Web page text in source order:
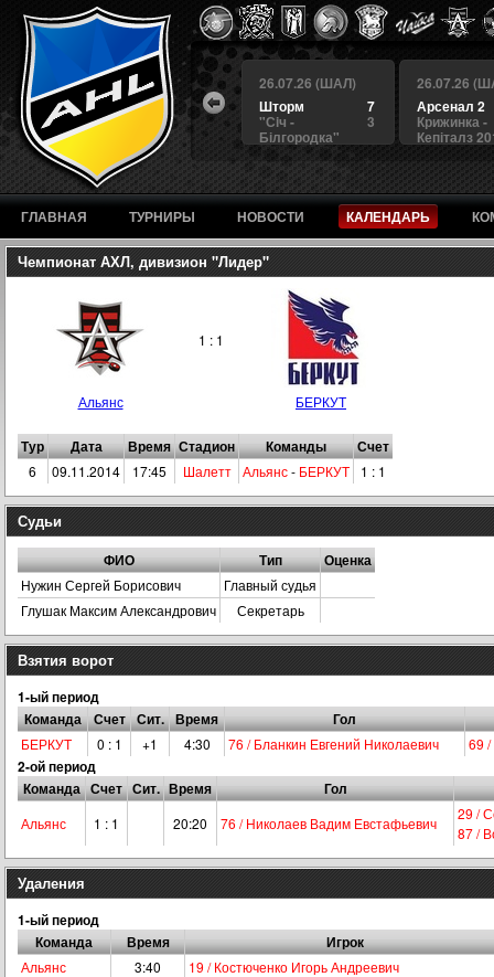
4
4
26.07.26 (ШАЛ)
3
БЕРКУТ
1
Альянс
26.07.26 (ШАЛ)
7
Шторм
3
"Сiч -
Білгородка"
26.07.26
Арсенал 2
Крижинка -
Кепіталз
ГЛАВНАЯ ТУРНИРЫ НОВОСТИ КАЛЕНДАРЬ
Чемпионат АХЛ, дивизион "Лидер"
1 : 1
Альянс БЕРКУТ
Тур Дата Время Стадион Команды Счет
6 09.11.2014 17:45 Шалетт Альянс- БЕРКУТ 1 : 1
Судьи
ФИО Тип Оценка
Нужин Сергей Борисович
Главный судья
Глушак Максим Александрович
Секретарь
Взятия ворот
1-ый период
Команда
Счет Сит. Время Гол
БЕРКУТ 0 : 1 +1 4:30 76 / Бланкин Евгений Николаевич 69 /
2-ой период
Команда Счет Сит. Время Гол
Альянс 1 : 1 20:20 76 / Николаев Вадим Евстафьевич
29 /
87 /
Удаления
1-ый период
Команда
Время Игрок
Альянс 3:40
19 / Костюченко Игорь Андреевич